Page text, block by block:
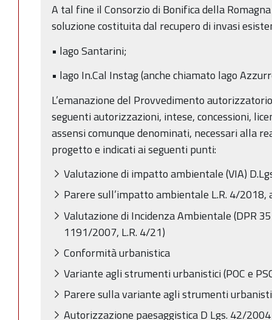
A tal fine il Consorzio di Bonifica della
soluzione costituita dal recupero di invasi
• lago Santarini;
• lago In.Cal Instag (anche chiamato lago
L’emanazione del Provvedimento
seguenti autorizzazioni, intese, concessioni,
assensi comunque denominati, necessari alla
progetto e indicati ai seguenti punti:
Valutazione di impatto ambientale (VIA)
Parere sull’impatto ambientale L.R. 4/2018,
Valutazione di Incidenza Ambientale (DPR
1191/2007, L.R. 4/21)
Conformità urbanistica
Variante agli strumenti urbanistici (POC e
Parere sulla variante agli strumenti
Autorizzazione paesaggistica D Lgs. 42/2004